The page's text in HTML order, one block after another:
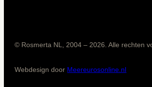
© Rosmerta NL, 2004 – 2026. Alle rechten
Webdesign door Meereurosonline.nl